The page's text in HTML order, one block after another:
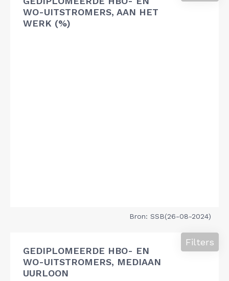
WO-UITSTROMERS, AAN HET
WERK (%)
Bron: SSB(26-08-2024)
GEDIPLOMEERDE HBO- EN
WO-UITSTROMERS, MEDIAAN
UURLOON
Filters